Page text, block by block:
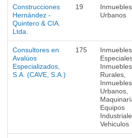
Construcciones
Hernández -
Quintero & CIA.
Ltda.
19
Inmuebles
Urbanos
Consultores en
Avalúos
Especializados,
S.A. (CAVE, S.A.)
175
Inmuebles
Inmuebles
Rurales,
Inmuebles
Urbanos,
Equipos
Vehiculos